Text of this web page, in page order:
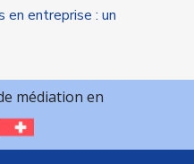
en entreprise : un
médiation en